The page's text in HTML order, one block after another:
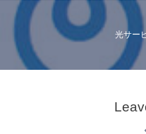
光サー